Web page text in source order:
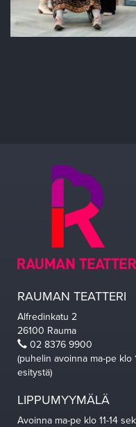
RAUMAN TEATTERI
Alfredinkatu 2
26100 Rauma
02 8376 9900
(puhelin avoinna ma-pe klo
esitystä)
LIPPUMYYMÄLÄ
Avoinna ma-pe klo 11-14